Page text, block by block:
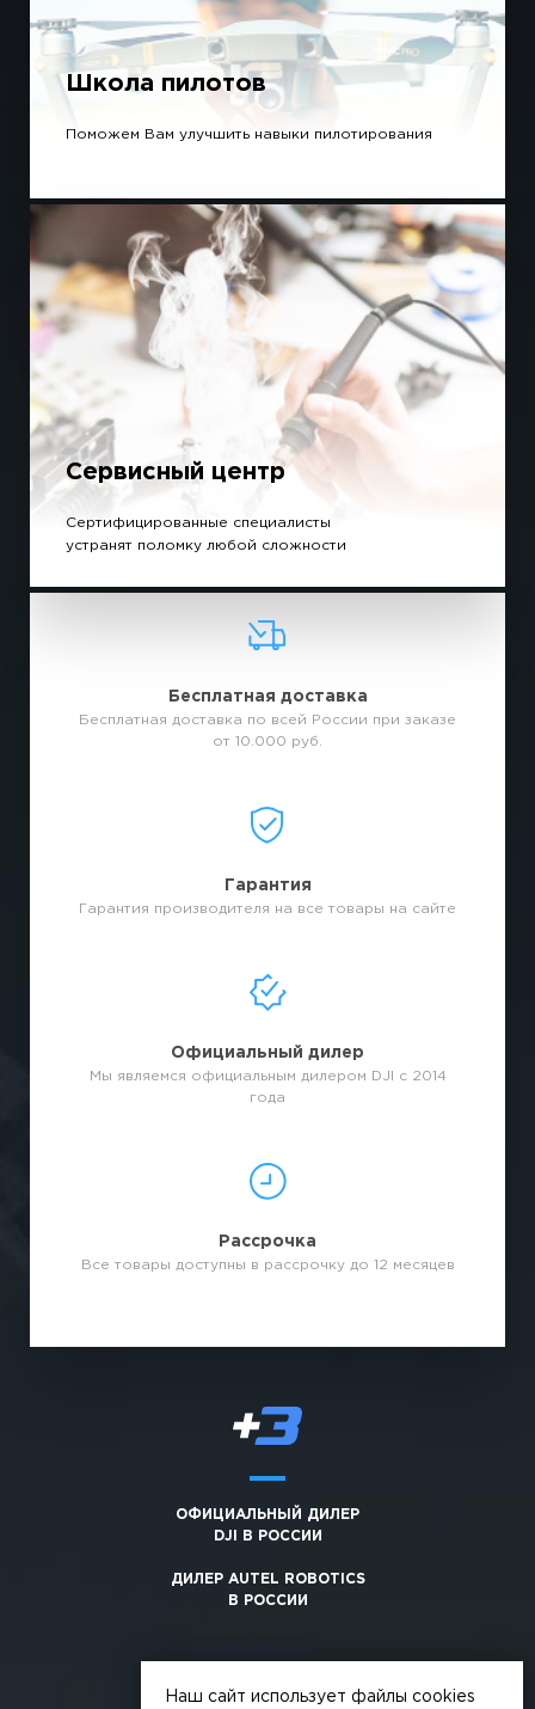
Школа пилотов
Поможем Вам улучшить навыки пилотирования
Сервисный центр
Сертифицированные специалисты
устранят поломку любой сложности
Бесплатная доставка
Бесплатная доставка по всей России при заказе
от 10.000 руб.
Гарантия
Гарантия производителя на все товары на сайте
Официальный дилер
Мы являемся официальным дилером DJI с 2014
года
Рассрочка
Все товары доступны в рассрочку до 12 месяцев
ОФИЦИАЛЬНЫЙ ДИЛЕР
DJI В РОССИИ
ДИЛЕР AUTEL ROBOTICS
В РОССИИ
Наш сайт использует файлы cookies